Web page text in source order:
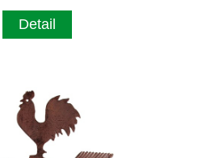
Detail